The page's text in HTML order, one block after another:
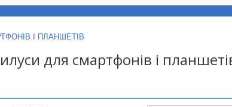
І ПЛАНШЕТІВ
для смартфонів і